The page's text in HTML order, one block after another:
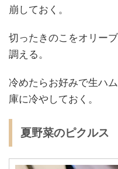
崩しておく。
切ったきのこをオリー
調える。
冷めたらお好みで生ハ
庫に冷やしておく。
夏野菜のピクルス